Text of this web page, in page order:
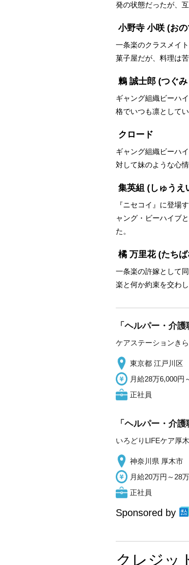
発の状態だったが、
小野寺 小咲 (お
一条楽のクラスメイ
菓子屋だが、料理は苦
鶫 誠士郎 (つぐ
ギャング組織ビーハ
格でいつも凛として
クロード
ギャング組織ビーハ
対して妹のような心
集英組 (しゅうえ
『ニセコイ』に登場
ャング・ビーハイブ
た。
橘 万里花(たちば
一条楽の許嫁として
楽と何か約束を交わ
「ヘルパー・介
ケアステーションき
東京都 江戸川区
月給28万6,000円
正社員
「ヘルパー・介
いろどりLIFEケア厚木
神奈川県 厚木市
月給20万円～28
正社員
Sponsored by
クレジッ